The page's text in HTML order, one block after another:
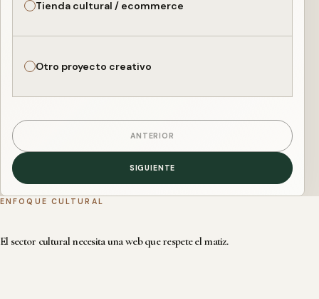
Tienda cultural / ecommerce
Otro proyecto creativo
ANTERIOR
SIGUIENTE
ENFOQUE CULTURAL
El sector cultural necesita una web que respete el matiz.